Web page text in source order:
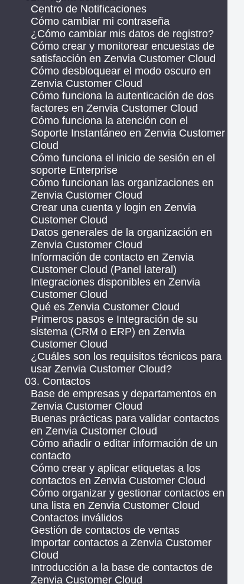
Centro de Notificaciones
Cómo cambiar mi contraseña
¿Cómo cambiar mis datos de registro?
Cómo crear y monitorear encuestas de
satisfacción en Zenvia Customer Cloud
Cómo desbloquear el modo oscuro en
Zenvia Customer Cloud
Cómo funciona la autenticación de dos
factores en Zenvia Customer Cloud
Cómo funciona la atención con el
Soporte Instantáneo en Zenvia Customer
Cloud
Cómo funciona el inicio de sesión en el
soporte Enterprise
Cómo funcionan las organizaciones en
Zenvia Customer Cloud
Crear una cuenta y login en Zenvia
Customer Cloud
Datos generales de la organización en
Zenvia Customer Cloud
Información de contacto en Zenvia
Customer Cloud (Panel lateral)
Integraciones disponibles en Zenvia
Customer Cloud
Qué es Zenvia Customer Cloud
Primeros pasos e Integración de su
sistema (CRM o ERP) en Zenvia
Customer Cloud
¿Cuáles son los requisitos técnicos para
usar Zenvia Customer Cloud?
03. Contactos
Base de empresas y departamentos en
Zenvia Customer Cloud
Buenas prácticas para validar contactos
en Zenvia Customer Cloud
Cómo añadir o editar información de un
contacto
Cómo crear y aplicar etiquetas a los
contactos en Zenvia Customer Cloud
Cómo organizar y gestionar contactos en
una lista en Zenvia Customer Cloud
Contactos inválidos
Gestión de contactos de ventas
Importar contactos a Zenvia Customer
Cloud
Introducción a la base de contactos de
Zenvia Customer Cloud